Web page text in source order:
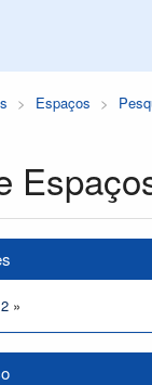
Espaços
»